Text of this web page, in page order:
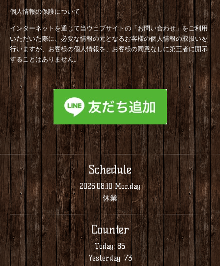
個人情報の保護について
インターネットを通じて当ウェブサイトの「お問い合わせ」をご利用
いただいた際に、必要な情報の元となるお客様の個人情報の取扱いを
行いますが、お客様の個人情報を、お客様の同意なしに第三者に開示
することはありません。
Schedule
2026.08.10 Monday
休業
Counter
Today:85
Yesterday: 73